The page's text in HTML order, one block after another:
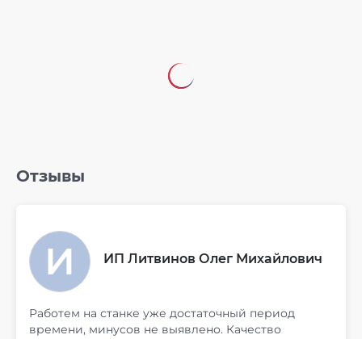
Отзывы
ИП Литвинов Олег Михайлович
Работем на станке уже достаточный период
времени, минусов не выявлено. Качество